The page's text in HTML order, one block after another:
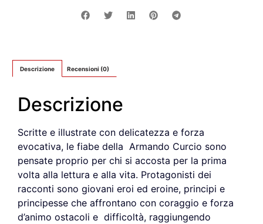
Descrizione Recensioni (0)
Descrizione
Scritte e illustrate con delicatezza e forza
evocativa, le fiabe della Armando Curcio sono
pensate proprio per chi si accosta per la prima
volta alla lettura e alla vita. Protagonisti dei
racconti sono giovani eroi ed eroine, principi e
principesse che affrontano con coraggio e forza
d’animo ostacoli e difficoltà, raggiungendo